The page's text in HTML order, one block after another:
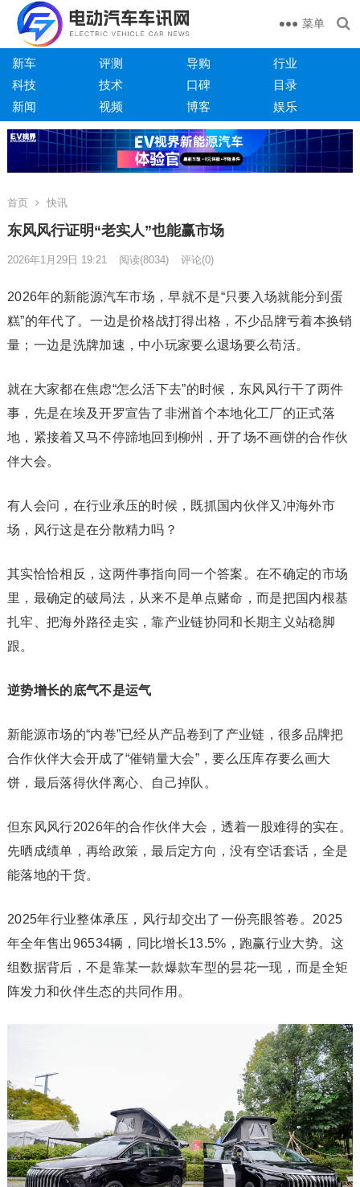
菜单
新车 评测 导购
行业
科技
技术 口碑
目录
新闻
视频 博客 娱乐
首页 快讯
东风风行证明“老实人”也能赢市场
2026年1月29日 19:21 阅读(8034) 评论(0)
2026年的新能源汽车市场，早就不是“只要入场就能分到蛋
糕”的年代了。一边是价格战打得出格，不少品牌亏着本换销
量；一边是洗牌加速，中小玩家要么退场要么苟活。
就在大家都在焦虑“怎么活下去”的时候，东风风行干了两件
事，先是在埃及开罗宣告了非洲首个本地化工厂的正式落
地，紧接着又马不停蹄地回到柳州，开了场不画饼的合作伙
伴大会。
有人会问，在行业承压的时候，既抓国内伙伴又冲海外市
场，风行这是在分散精力吗？
其实恰恰相反，这两件事指向同一个答案。在不确定的市场
里，最确定的破局法，从来不是单点赌命，而是把国内根基
扎牢、把海外路径走实，靠产业链协同和长期主义站稳脚
跟。
逆势增长的底气不是运气
新能源市场的“内卷”已经从产品卷到了产业链，很多品牌把
合作伙伴大会开成了“催销量大会”，要么压库存要么画大
饼，最后落得伙伴离心、自己掉队。
但东风风行2026年的合作伙伴大会，透着一股难得的实在。
先晒成绩单，再给政策，最后定方向，没有空话套话，全是
能落地的干货。
2025年行业整体承压，风行却交出了一份亮眼答卷。2025
年全年售出96534辆，同比增长13.5%，跑赢行业大势。这
组数据背后，不是靠某一款爆款车型的昙花一现，而是全矩
阵发力和伙伴生态的共同作用。